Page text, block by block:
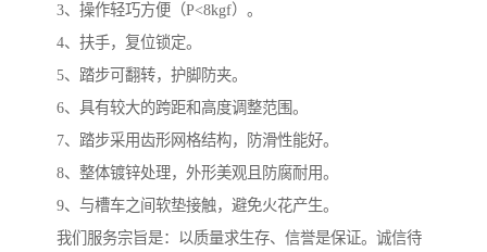
3、操作轻巧方便（P<8kgf）。
4、扶手，复位锁定。
5、踏步可翻转，护脚防夹。
6、具有较大的跨距和高度调整范围。
7、踏步采用齿形网格结构，防滑性能好。
8、整体镀锌处理，外形美观且防腐耐用。
9、与槽车之间软垫接触，避免火花产生。
我们服务宗旨是：以质量求生存、信誉是保证。诚信待